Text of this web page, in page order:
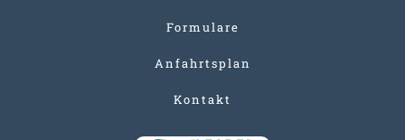
Formulare
Anfahrtsplan
Kontakt